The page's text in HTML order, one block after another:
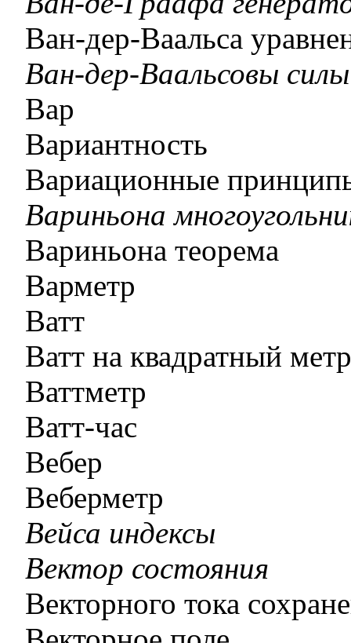
Ван-дер-Ваальса
Ван-дер-Ваальсовы силы
Вар
Вариантность
Вариационные
Вариньона
Вариньона теорема
Варметр
Ватт
Ватт на квадратный метр
Ваттметр
Ватт-час
Вебер
Веберметр
Вейса индексы
Вектор состояния
Векторного тока